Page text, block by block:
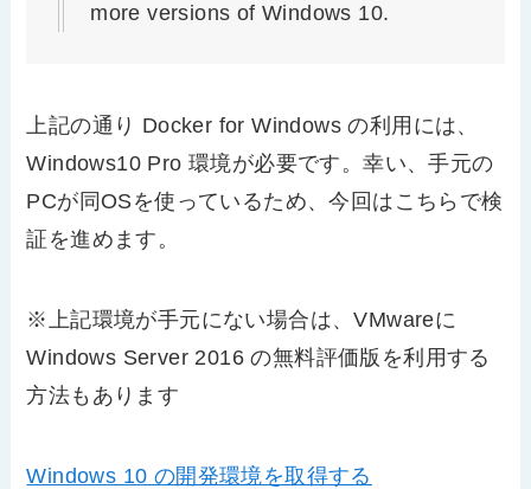
more versions of Windows 10.
上記の通り Docker for Windows の利用には、
Windows10 Pro 環境が必要です。幸い、手元の
PCが同OSを使っているため、今回はこちらで検
証を進めます。
※上記環境が手元にない場合は、VMwareに
Windows Server 2016 の無料評価版を利用する
方法もあります
Windows 10 の開発環境を取得する